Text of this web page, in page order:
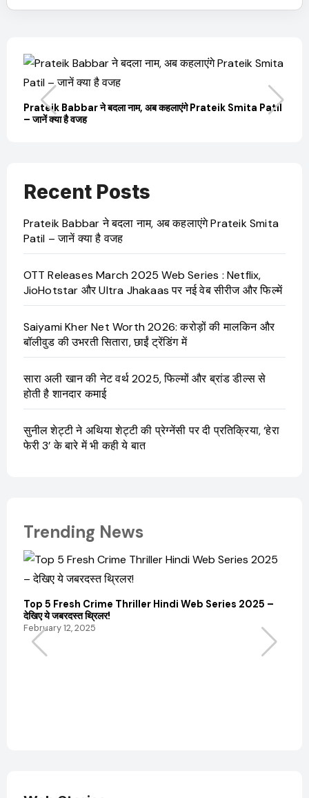
Prateik Babbar ने बदला नाम, अब कहलाएंगे Prateik Smita Patil
– जानें क्या है वजह
Recent Posts
Prateik Babbar ने बदला नाम, अब कहलाएंगे Prateik Smita
Patil – जानें क्या है वजह
OTT Releases March 2025 Web Series : Netflix,
JioHotstar और Ultra Jhakaas पर नई वेब सीरीज और फिल्में
Saiyami Kher Net Worth 2026: करोड़ों की मालकिन और
बॉलीवुड की उभरती सितारा, छाईं ट्रेंडिंग में
सारा अली खान की नेट वर्थ 2025, फिल्मों और ब्रांड डील्स से
होती है शानदार कमाई
सुनील शेट्टी ने अथिया शेट्टी की प्रेग्नेंसी पर दी प्रतिक्रिया, ‘हेरा
फेरी 3’ के बारे में भी कही ये बात
Trending News
Top 5 Fresh Crime Thriller Hindi Web Series 2025 –
देखिए ये जबरदस्त थ्रिलर!
February 12, 2025